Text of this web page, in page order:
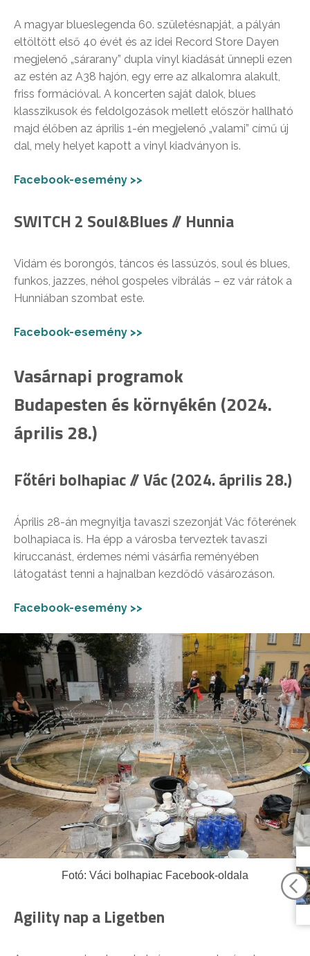
A magyar blueslegenda 60. születésnapját, a pályán
eltöltött első 40 évét és az idei Record Store Dayen
megjelenő „sárarany” dupla vinyl kiadását ünnepli ezen
az estén az A38 hajón, egy erre az alkalomra alakult,
friss formációval. A koncerten saját dalok, blues
klasszikusok és feldolgozások mellett először hallható
majd élőben az április 1-én megjelenő „valami” című új
dal, mely helyet kapott a vinyl kiadványon is.
Facebook-esemény >>
SWITCH 2 Soul&Blues // Hunnia
Vidám és borongós, táncos és lassúzós, soul és blues,
funkos, jazzes, néhol gospeles vibrálás – ez vár rátok a
Hunniában szombat este.
Facebook-esemény >>
Vasárnapi programok
Budapesten és környékén (2024.
április 28.)
Főtéri bolhapiac // Vác (2024. április 28.)
Április 28-án megnyitja tavaszi szezonját Vác főterének
bolhapiaca is. Ha épp a városba terveztek tavaszi
kiruccanást, érdemes némi vásárfia reményében
látogatást tenni a hajnalban kezdődő vásározáson.
Facebook-esemény >>
Fotó: Váci bolhapiac Facebook-oldala
Agility nap a Ligetben